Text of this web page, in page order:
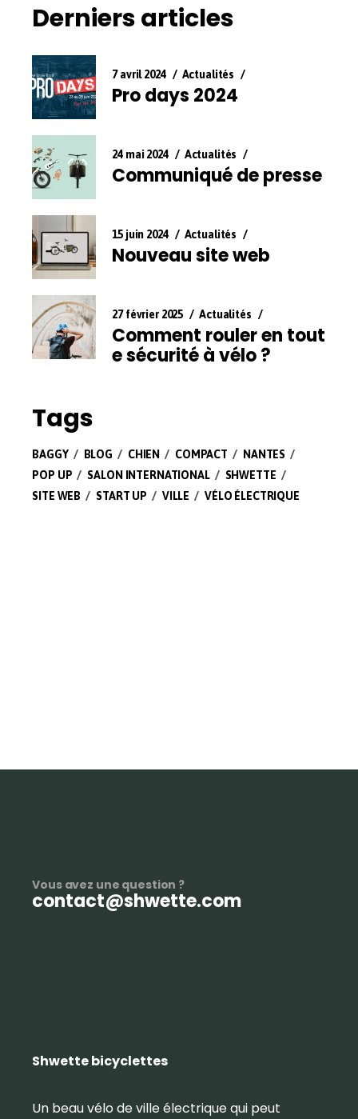
Derniers articles
7 avril 2024 Actualités
Pro days 2024
24 mai 2024 Actualités
Communiqué de presse
15 juin 2024 Actualités
Nouveau site web
27 février 2025 Actualités
Comment rouler en tout
e sécurité à vélo ?
Tags
BAGGY BLOG CHIEN COMPACT
NANTES
POP UP
SALON INTERNATIONAL
SHWETTE
SITE WEB
START UP VILLE VÉLO ÉLECTRIQUE
Vous avez une question ?
contact@shwette.com
Shwette bicyclettes
Un beau vélo de ville électrique qui peut